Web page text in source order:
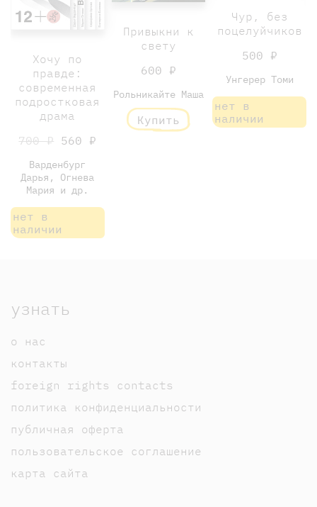
Хочу по
правде:
современная
подростковая
драма
700 ₽ 560 ₽
Варденбург
Дарья, Огнева
Мария и др.
нет в
наличии
Привыкни к
свету
600 ₽
Рольникайте Маша
Купить
Чур, без
поцелуйчиков
500 ₽
Унгерер Томи
нет в
наличии
узнать
о нас
контакты
foreign rights contacts
политика конфиденциальности
публичная оферта
пользовательское соглашение
карта сайта